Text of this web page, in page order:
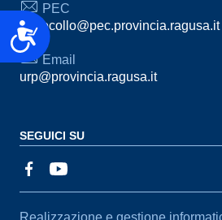
Accessibilità
PEC
protocollo@pec.provincia.ragusa.it
Email
urp@provincia.ragusa.it
SEGUICI SU
Realizzazione e gestione